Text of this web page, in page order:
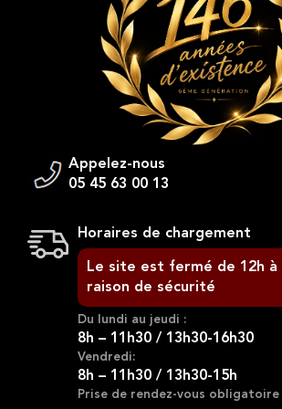
Appelez-nous
05 45 63 00 13
Horaires de chargement
Le site est fermé de 12h à
raison de sécurité
Du lundi au jeudi :
8h – 11h30 / 13h30-16h30
Vendredi:
8h – 11h30 / 13h30-15h
Prise de rendez-vous obligatoire